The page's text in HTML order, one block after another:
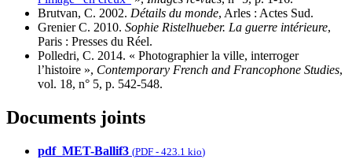
Brutvan, C. 2002. Détails du monde, Arles : Actes Sud.
Grenier C. 2010. Sophie Ristelhueber. La guerre intérieure,
Paris : Presses du Réel.
Polledri, C. 2014. « Photographier la ville, interroger
l’histoire », Contemporary French and Francophone Studies,
vol. 18, n° 5, p. 542‑548.
Documents joints
pdf_MET-Ballif3 (PDF - 423.1 kio)